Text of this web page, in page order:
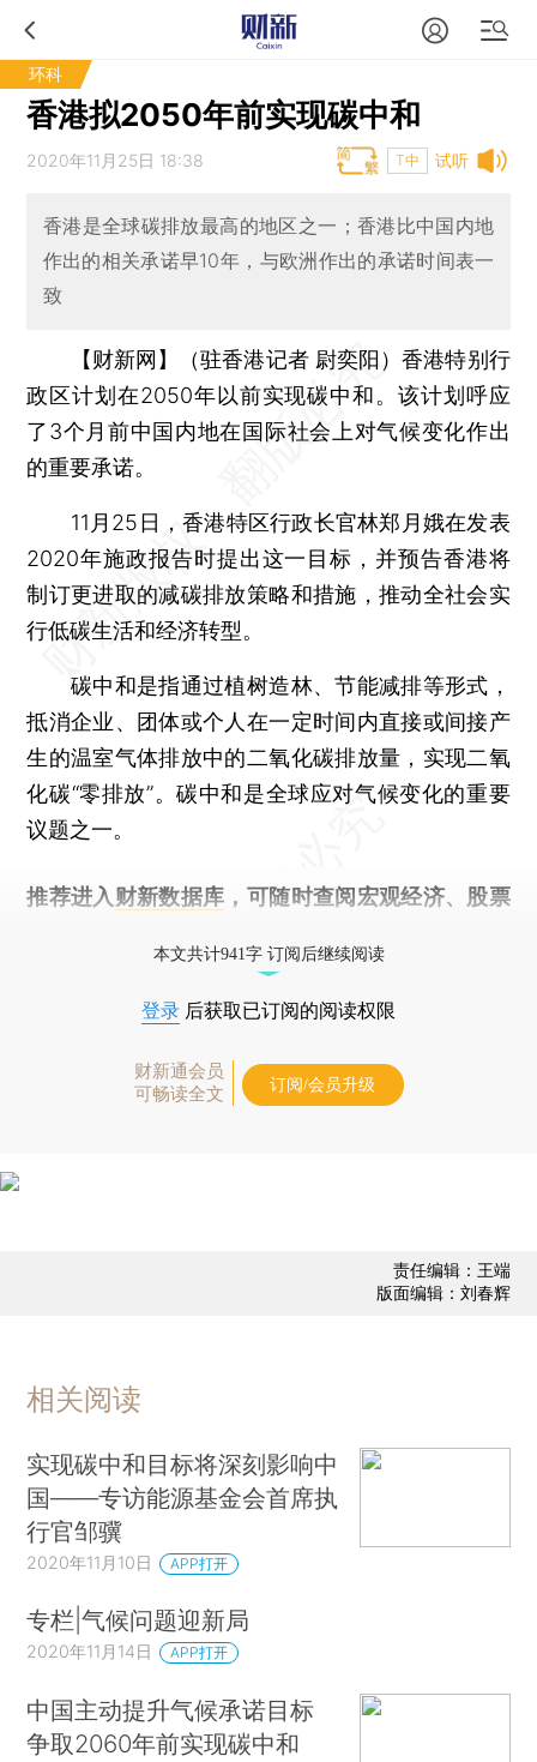
环科
香港拟2050年前实现碳中和
试听
2020年11月25日 18:38 T中
香港是全球碳排放最高的地区之一；香港比中国内地
作出的相关承诺早10年，与欧洲作出的承诺时间表一
致
【财新网】（驻香港记者 尉奕阳）香港特别行
政区计划在2050年以前实现碳中和。该计划呼应
了3个月前中国内地在国际社会上对气候变化作出
的重要承诺。
11月25日，香港特区行政长官林郑月娥在发表
2020年施政报告时提出这一目标，并预告香港将
制订更进取的减碳排放策略和措施，推动全社会实
行低碳生活和经济转型。
碳中和是指通过植树造林、节能减排等形式，
抵消企业、团体或个人在一定时间内直接或间接产
生的温室气体排放中的二氧化碳排放量，实现二氧
化碳“零排放”。碳中和是全球应对气候变化的重要
议题之一。
推荐进入 财新数据库 ，可随时查阅宏观经济、股票
本文共计941字 订阅后继续阅读
登录 后获取已订阅的阅读权限
财新通会员
可畅读全文
订阅/会员升级
责任编辑：王端
版面编辑：刘春辉
相关阅读
实现碳中和目标将深刻影响中
国——专访能源基金会首席执
行官邹骥
2020年11月10日 APP打开
专栏|气候问题迎新局
2020年11月14日 APP打开
中国主动提升气候承诺目标
争取2060年前实现碳中和